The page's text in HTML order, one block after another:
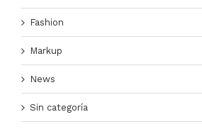
Fashion
Markup
News
Sin categoría